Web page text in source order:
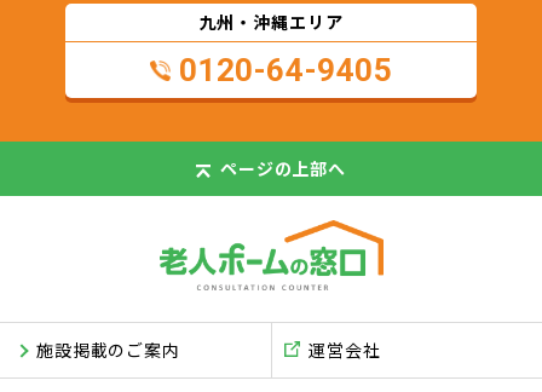
九州・沖縄エリア
0120-64-9405
ページの上部へ
施設掲載のご案内 運営会社